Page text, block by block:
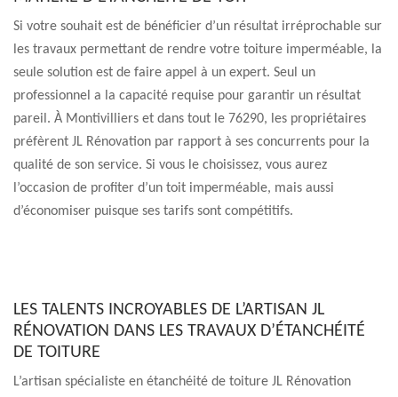
Si votre souhait est de bénéficier d’un résultat irréprochable sur
les travaux permettant de rendre votre toiture imperméable, la
seule solution est de faire appel à un expert. Seul un
professionnel a la capacité requise pour garantir un résultat
pareil. À Montivilliers et dans tout le 76290, les propriétaires
préfèrent JL Rénovation par rapport à ses concurrents pour la
qualité de son service. Si vous le choisissez, vous aurez
l’occasion de profiter d’un toit imperméable, mais aussi
d’économiser puisque ses tarifs sont compétitifs.
LES TALENTS INCROYABLES DE L’ARTISAN JL
RÉNOVATION DANS LES TRAVAUX D’ÉTANCHÉITÉ
DE TOITURE
L’artisan spécialiste en étanchéité de toiture JL Rénovation